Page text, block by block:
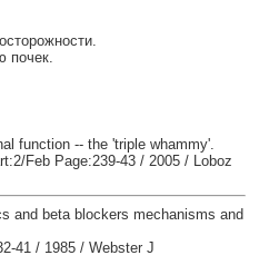
почек.
function -- the 'triple whammy'.
Feb Page:239-43 / 2005 / Loboz
and beta blockers mechanisms and
41 / 1985 / Webster J